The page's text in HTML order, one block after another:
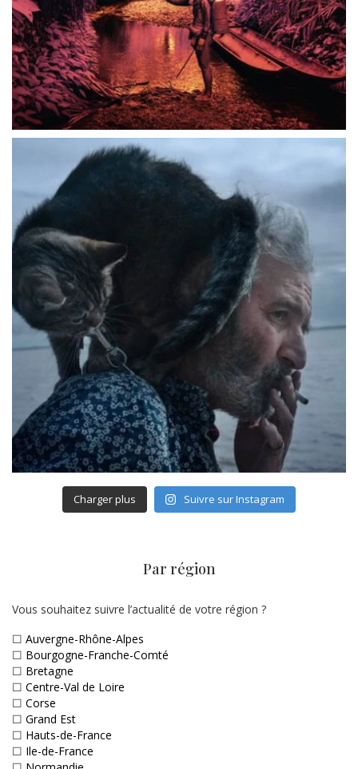
Charger plus Suivre sur Instagram
Par région
Vous souhaitez suivre l’actualité de votre région ?
☐ Auvergne-Rhône-Alpes
☐ Bourgogne-Franche-Comté
☐ Bretagne
☐ Centre-Val de Loire
☐ Corse
☐ Grand Est
☐ Hauts-de-France
☐ Ile-de-France